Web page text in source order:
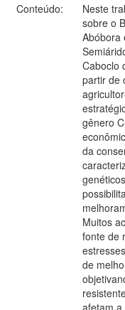
Conteúdo:
Neste
sobre o
Abóbora
Caboclo
partir de
gênero
da
Muitos
fonte de
de
afetam